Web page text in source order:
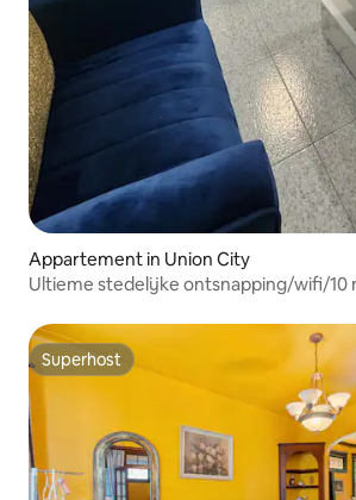
Appartement in Union City
Ultieme stedelijke ontsnapping/wifi/10
Superhost
Superhost